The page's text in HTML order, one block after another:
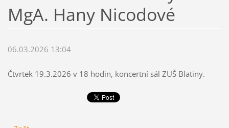
MgA. Hany Nicodové
06.03.2026 13:04
Čtvrtek 19.3.2026 v 18 hodin, koncertní sál ZUŠ Blatiny.